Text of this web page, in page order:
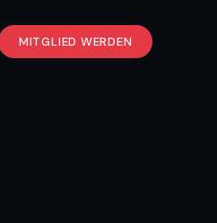
MITGLIED WERDEN